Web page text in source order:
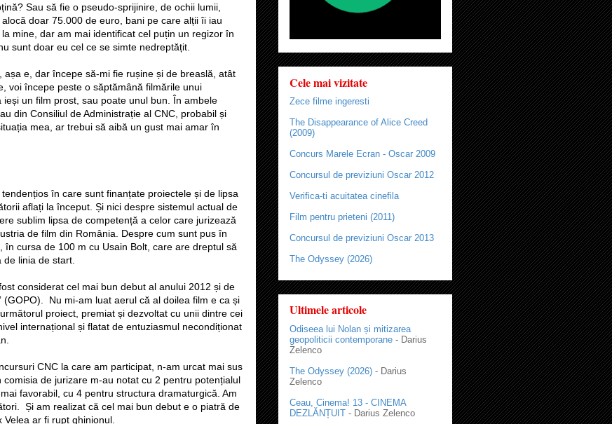
Sau să fie o pseudo-sprijinire, de ochii lumii,
doar 75.000 de euro, bani pe care alții îi iau
mine, dar am mai identificat cel puțin un regizor în
sunt doar eu cel ce se simte nedreptățit.
e, dar începe să-mi fie rușine și de breaslă, atât
voi începe peste o săptămână filmările unui
un film prost, sau poate unul bun. În ambele
din Consiliul de Administrație al CNC, probabil și
mea, ar trebui să aibă un gust mai amar în
în care sunt finanțate proiectele și de lipsa
aflați la început. Și nici despre sistemul actual de
sublim lipsa de competență a celor care jurizează
de film din România. Despre cum sunt pus în
cursa de 100 m cu Usain Bolt, care are dreptul să
linia de start.
considerat cel mai bun debut al anului 2012 și de
(GOPO). Nu mi-am luat aerul că al doilea film e ca și
proiect, premiat și dezvoltat cu unii dintre cei
internațional și flatat de entuziasmul necondiționat
CNC la care am participat, n-am urcat mai sus
de jurizare m-au notat cu 2 pentru potențialul
favorabil, cu 4 pentru structura dramaturgică. Am
Și am realizat că cel mai bun debut e o piatră de
ar fi rupt ghinionul.
Cele mai vizitate
Zece filme ingeresti
The Disappearance of Alice Creed
(2009)
Concurs Marele Ecran - Oscar 2009
Concursul de previziuni Oscar 2012
Verifica-ti acuitatea cinefila
Film pentru prieteni (2011)
Concursul de previziuni Oscar 2013
The Odyssey (2026)
Ultimele articole
Odiseea lui Nolan și mitizarea
geopoliticii contemporane - Darius
Zelenco
The Odyssey (2026) - Darius
Zelenco
Ceau, Cinema! 13 - CINEMA
DEZLĂNȚUIT - Darius Zelenco